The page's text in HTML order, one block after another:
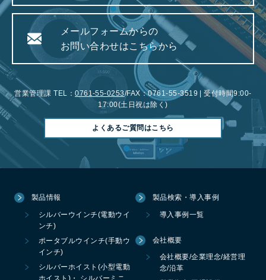
メールフォームからの
お問い合わせはこちらから
営業管理課 TEL：0761-55-0253/FAX：0761-55-3519 | 受付時間9:00-
17:00(土日祝は除く)
よくあるご質問はこちら
製品情報
シルバーウインチ(電動ウイ
ンチ)
ポータブルウインチ(手動ウ
インチ)
シルバーホイスト(小型電動
ホイスト)・ シルバーミニ
製品検索・導入事例
導入事例一覧
会社概要
会社概要/企業理念/経営理
念/沿革